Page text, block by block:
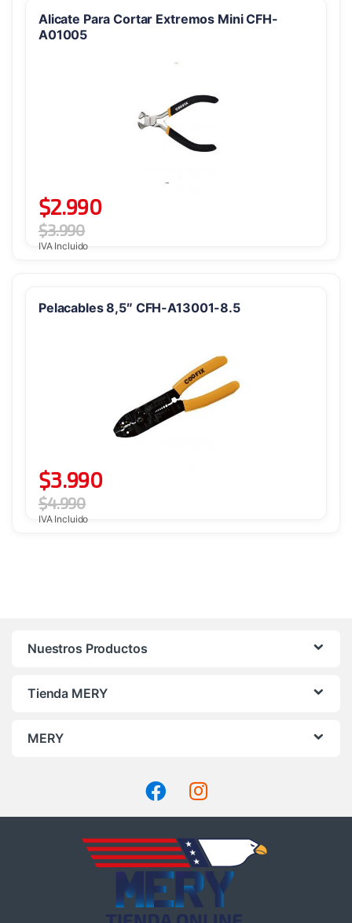
Alicate Para Cortar Extremos Mini CFH-
A01005
$2.990
$3.990
IVA Incluido
Pelacables 8,5″ CFH-A13001-8.5
$3.990
$4.990
IVA Incluido
Nuestros Productos
Tienda MERY
MERY